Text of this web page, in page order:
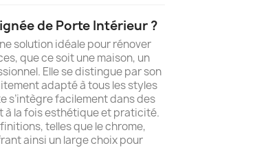
de Porte Intérieur ?
solution idéale pour rénover
que ce soit une maison, un
Elle se distingue par son
adapté à tous les styles
s’intègre facilement dans des
la fois esthétique et praticité.
telles que le chrome,
ainsi un large choix pour